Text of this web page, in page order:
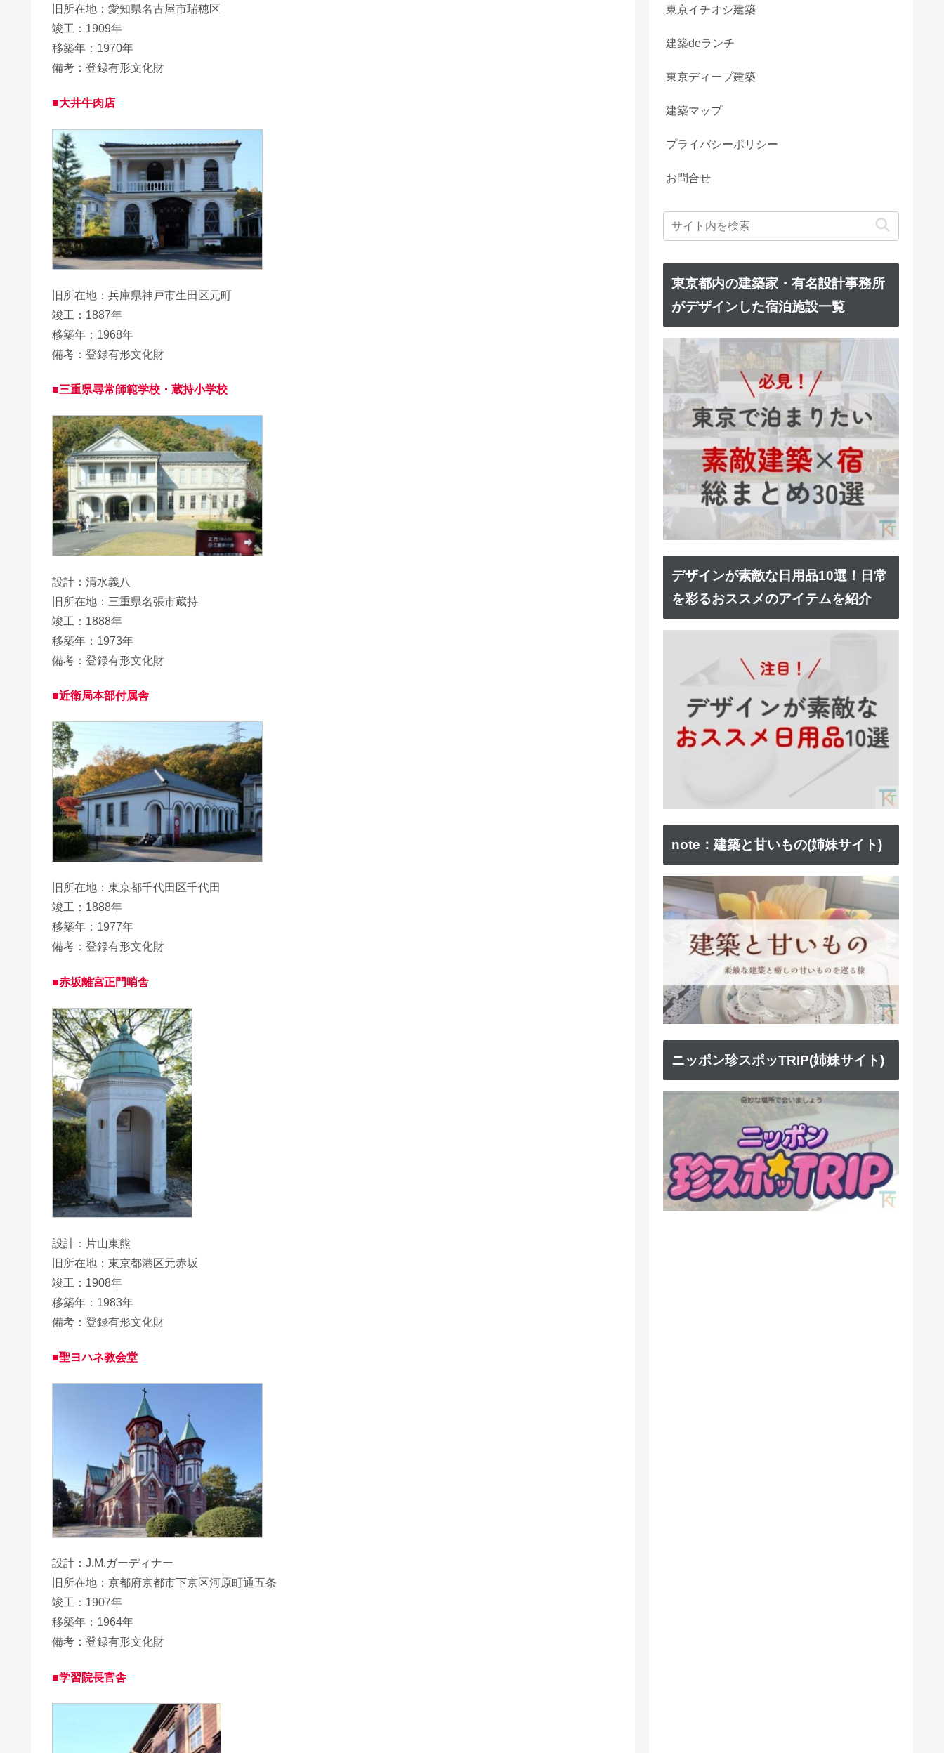
旧所在地：愛知県名古屋市瑞穂区
竣工：1909年
移築年：1970年
備考：登録有形文化財
■大井牛肉店
旧所在地：兵庫県神戸市生田区元町
竣工：1887年
移築年：1968年
備考：登録有形文化財
■三重県尋常師範学校・蔵持小学校
設計：清水義八
旧所在地：三重県名張市蔵持
竣工：1888年
移築年：1973年
備考：登録有形文化財
■近衛局本部付属舎
旧所在地：東京都千代田区千代田
竣工：1888年
移築年：1977年
備考：登録有形文化財
■赤坂離宮正門哨舎
設計：片山東熊
旧所在地：東京都港区元赤坂
竣工：1908年
移築年：1983年
備考：登録有形文化財
■聖ヨハネ教会堂
設計：J.M.ガーディナー
旧所在地：京都府京都市下京区河原町通五条
竣工：1907年
移築年：1964年
備考：登録有形文化財
■学習院長官舎
東京イチオシ建築
建築deランチ
東京ディープ建築
建築マップ
プライバシーポリシー
お問合せ
東京都内の建築家・有名設計事務所
がデザインした宿泊施設一覧
デザインが素敵な日用品10選！日常
を彩るおススメのアイテムを紹介
note：建築と甘いもの(姉妹サイト)
ニッポン珍スポッTRIP(姉妹サイト)